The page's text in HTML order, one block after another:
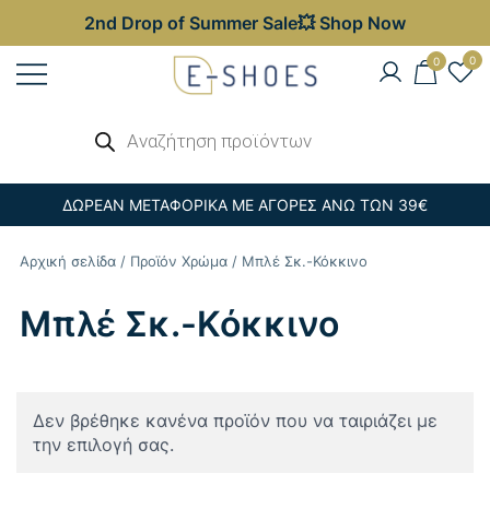
2nd Drop of Summer Sale💥 Shop Now
Παπούτσια – Επώνυμες Τσάντες στις
0 0
προϊόντων
ΔΩΡΕΑΝ ΜΕΤΑΦΟΡΙΚΑ ΜΕ ΑΓΟΡΕΣ ΑΝΩ ΤΩΝ 39€
Αρχική σελίδα / Προϊόν Χρώμα / Μπλέ Σκ.-Κόκκινο
Μπλέ Σκ.-Κόκκινο
Δεν βρέθηκε κανένα προϊόν που να ταιριάζει με
την επιλογή σας.